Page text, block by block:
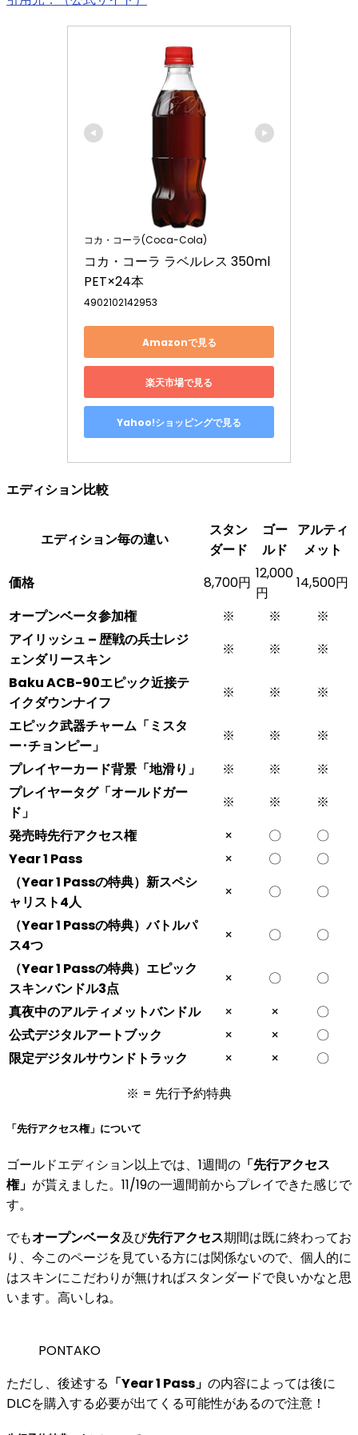
コカ・コーラ(Coca-Cola)
コカ・コーラ ラベルレス 350ml
PET×24本
4902102142953
Amazonで見る
楽天市場で見る
Yahoo!ショッピングで見る
エディション比較
エディション毎の違い
スタン
ダード
ゴー
ルド
アルティ
メット
価格
8,700円
12,000
円
14,500円
オープンベータ参加権
※ ※
※
アイリッシュ – 歴戦の兵士レジ
ェンダリースキン
※ ※
※
Baku ACB-90エピック近接テ
イクダウンナイフ
※ ※
※
エピック武器チャーム「ミスタ
ー･チョンピー」
※ ※
※
プレイヤーカード背景「地滑り」
※ ※
※
プレイヤータグ「オールドガー
ド」
※ ※
※
発売時先行アクセス権
× 〇
〇
Year 1 Pass
× 〇
〇
（Year 1 Passの特典）新スペシ
ャリスト4人
× 〇
〇
（Year 1 Passの特典）バトルパ
ス4つ
× 〇
〇
（Year 1 Passの特典）エピック
スキンバンドル3点
× 〇
〇
真夜中のアルティメットバンドル
× ×
〇
公式デジタルアートブック
× ×
〇
限定デジタルサウンドトラック
× ×
〇
※ = 先行予約特典
「先行アクセス権」について
ゴールドエディション以上では、1週間の 「先行アクセス
権」 が貰えました。 11/19の一週間前からプレイできた感じで
す。
でもオープンベータ及び先行アクセス期間は既に終わってお
り、今このページを見ている方には関係ないので、個人的に
はスキンにこだわりが無ければスタンダードで良いかなと思
います。高いしね。
PONTAKO
ただし、後述する 「Year 1 Pass」 の内容によっては後に
DLCを購入する必要が出てくる可能性があるので注意！